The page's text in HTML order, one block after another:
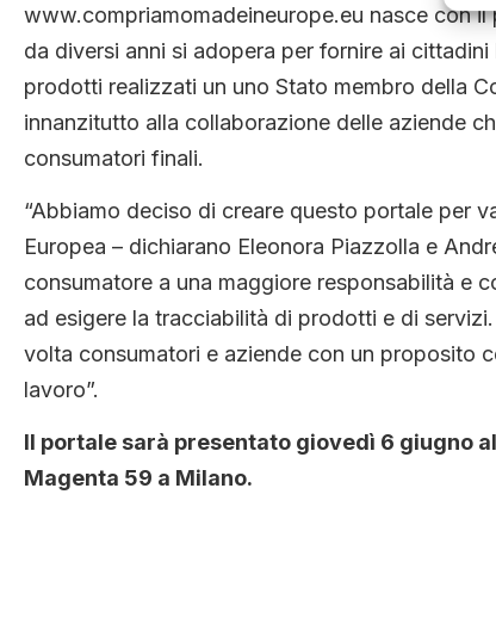
www.compriamomadeineurope.eu nasce con
da diversi anni si adopera per fornire ai
prodotti realizzati un uno Stato membro della
innanzitutto alla collaborazione delle aziende
consumatori finali.
“Abbiamo deciso di creare questo portale per
Europea – dichiarano Eleonora Piazzolla e
consumatore a una maggiore responsabilità e
ad esigere la tracciabilità di prodotti e di
volta consumatori e aziende con un proposito
lavoro”.
Il portale sarà presentato giovedì 6 giugno
Magenta 59 a Milano.